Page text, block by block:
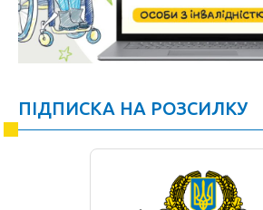
ПІДПИСКА НА РОЗСИЛКУ